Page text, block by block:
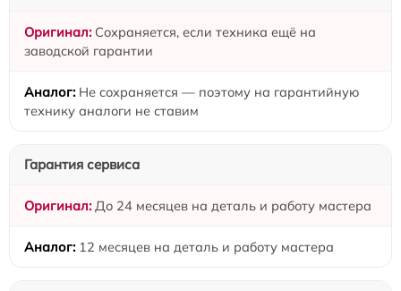
Сохраняется, если техника ещё на
заводской гарантии
Не сохраняется — поэтому на гарантийную
технику аналоги не ставим
Гарантия сервиса
До 24 месяцев на деталь и работу мастера
12 месяцев на деталь и работу мастера